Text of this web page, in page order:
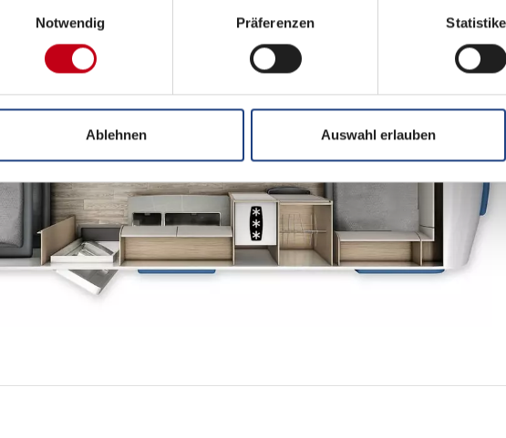
Notwendig
Präferenzen
Ablehnen Auswahl erlauben